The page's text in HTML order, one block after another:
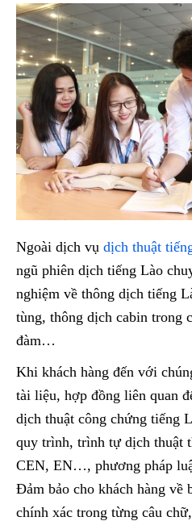
Ngoài dịch vụ dịch thuật
ngũ phiên dịch tiếng Lào
nghiệm về thông dịch tiếng
tùng, thông dịch cabin trong
đàm…
Khi khách hàng đến với
tài liệu, hợp đồng liên quan
dịch thuật công chứng tiếng
quy trình, trình tự dịch thuật
CEN, EN…, phương pháp
Đảm bảo cho khách hàng về
chính xác trong từng câu